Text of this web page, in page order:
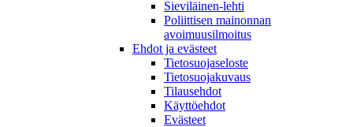
Sieviläinen-lehti
Poliittisen mainonnan
avoimuusilmoitus
Ehdot ja evästeet
Tietosuojaseloste
Tietosuojakuvaus
Tilausehdot
Käyttöehdot
Evästeet